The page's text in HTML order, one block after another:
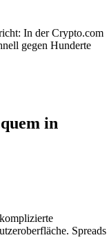
In der Crypto.com
gegen Hunderte
in
Spreads